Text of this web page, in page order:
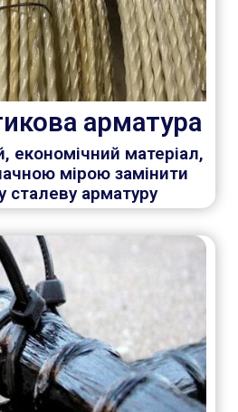
арматура
економічний матеріал,
мірою замінити
сталеву арматуру